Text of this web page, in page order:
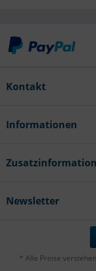
Kontakt
Informationen
Newsletter
* Alle Preise